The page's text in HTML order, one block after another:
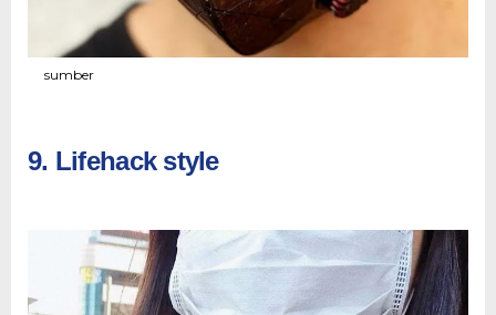
sumber
9. Lifehack style